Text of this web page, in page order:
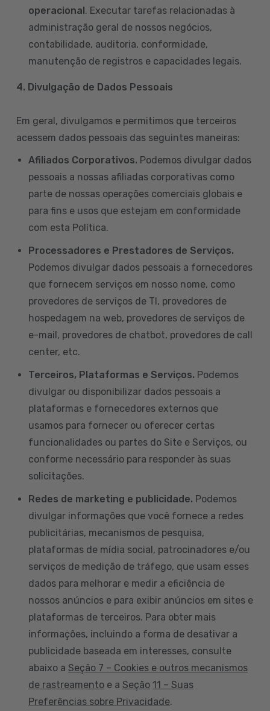
operacional. Executar tarefas relacionadas à
administração geral de nossos negócios,
contabilidade, auditoria, conformidade,
manutenção de registros e capacidades legais.
4. Divulgação de Dados Pessoais
Em geral, divulgamos e permitimos que terceiros
acessem dados pessoais das seguintes maneiras:
Afiliados Corporativos. Podemos divulgar dados
pessoais a nossas afiliadas corporativas como
parte de nossas operações comerciais globais e
para fins e usos que estejam em conformidade
com esta Política.
Processadores e Prestadores de Serviços.
Podemos divulgar dados pessoais a fornecedores
que fornecem serviços em nosso nome, como
provedores de serviços de TI, provedores de
hospedagem na web, provedores de serviços de
e-mail, provedores de chatbot, provedores de call
center, etc.
Terceiros, Plataformas e Serviços. Podemos
divulgar ou disponibilizar dados pessoais a
plataformas e fornecedores externos que
usamos para fornecer ou oferecer certas
funcionalidades ou partes do Site e Serviços, ou
conforme necessário para responder às suas
solicitações.
Redes de marketing e publicidade. Podemos
divulgar informações que você fornece a redes
publicitárias, mecanismos de pesquisa,
plataformas de mídia social, patrocinadores e/ou
serviços de medição de tráfego, que usam esses
dados para melhorar e medir a eficiência de
nossos anúncios e para exibir anúncios em sites e
plataformas de terceiros. Para obter mais
informações, incluindo a forma de desativar a
publicidade baseada em interesses, consulte
abaixo a Seção 7 – Cookies e outros mecanismos
de rastreamento e a Seção 11 – Suas
Preferências sobre Privacidade.